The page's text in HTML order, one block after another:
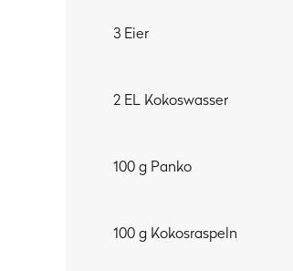
3 Eier
2 EL Kokoswasser
100 g Panko
100 g Kokosraspeln